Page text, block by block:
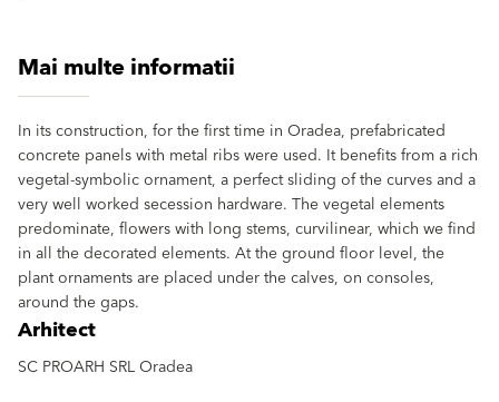
Mai multe informatii
In its construction, for the first time in Oradea, prefabricated
concrete panels with metal ribs were used. It benefits from a rich
vegetal-symbolic ornament, a perfect sliding of the curves and a
very well worked secession hardware. The vegetal elements
predominate, flowers with long stems, curvilinear, which we find
in all the decorated elements. At the ground floor level, the
plant ornaments are placed under the calves, on consoles,
around the gaps.
Arhitect
SC PROARH SRL Oradea